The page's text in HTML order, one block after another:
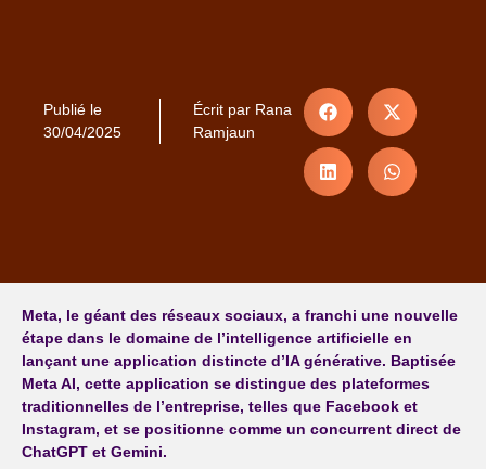
Publié le
30/04/2025
Écrit parRana
Ramjaun
Meta, le géant des réseaux sociaux, a franchi une nouvelle
étape dans le domaine de l’intelligence artificielle en
lançant une application distincte d’IA générative. Baptisée
Meta AI, cette application se distingue des plateformes
traditionnelles de l’entreprise, telles que Facebook et
Instagram, et se positionne comme un concurrent direct de
ChatGPT et Gemini.